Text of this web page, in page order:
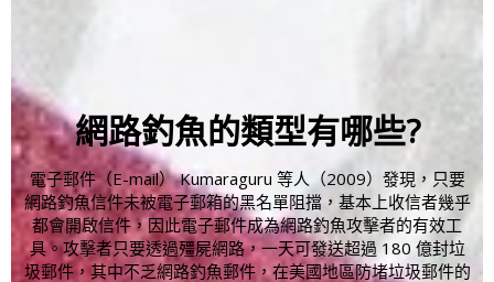
網路釣魚的類型有哪些?
電子郵件（E-mail） Kumaraguru 等人（2009）發現，只要
網路釣魚信件未被電子郵箱的黑名單阻擋，基本上收信者幾乎
都會開啟信件，因此電子郵件成為網路釣魚攻擊者的有效工
具。攻擊者只要透過殭屍網路，一天可發送超過 180 億封垃
圾郵件，其中不乏網路釣魚郵件，在美國地區防堵垃圾郵件的